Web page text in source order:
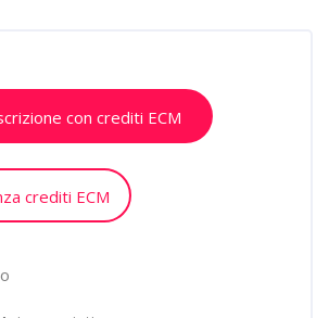
con crediti ECM
crediti ECM